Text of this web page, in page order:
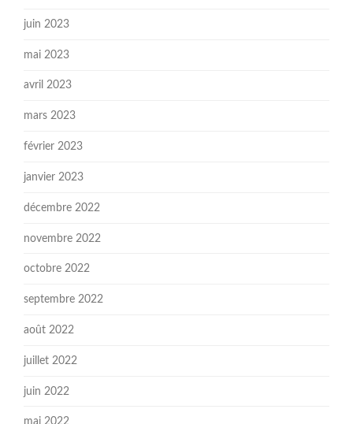
juin 2023
mai 2023
avril 2023
mars 2023
février 2023
janvier 2023
décembre 2022
novembre 2022
octobre 2022
septembre 2022
août 2022
juillet 2022
juin 2022